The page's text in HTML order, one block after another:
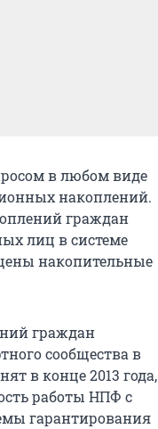
в любом виде
накоплений.
граждан
лиц в системе
накопительные
граждан
сообщества в
в конце 2013 года,
работы НПФ с
гарантирования